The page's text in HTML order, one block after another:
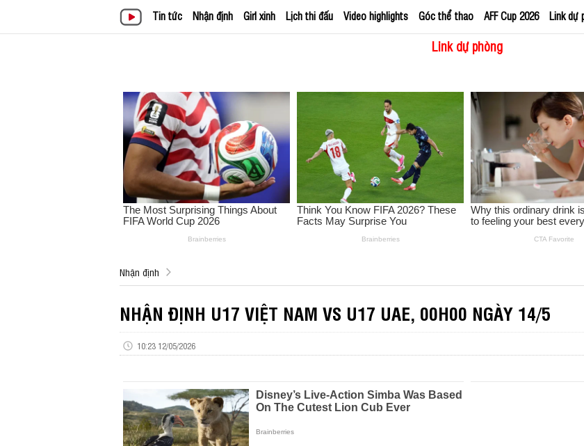
Tin tức Nhận định Girl xinh Lịch thi đấu Video highlights Góc thể thao AFF Cup 2026 Link dự
Link dự phòng
Nhận định
NHẬN ĐỊNH U17 VIỆT NAM VS U17 UAE, 00H00 NGÀY 14/5
10:23 12/05/2026